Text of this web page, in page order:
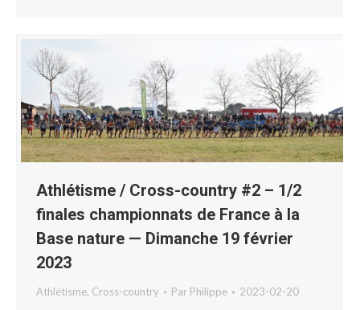
Athlétisme / Cross-country #2 – 1/2
finales championnats de France à la
Base nature — Dimanche 19 février
2023
Athlétisme, Cross-country Par Philippe 2023-02-20